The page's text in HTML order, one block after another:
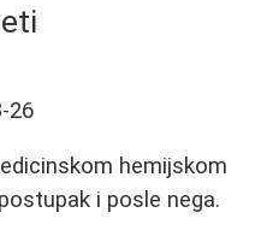
26
hemijskom
i posle nega.